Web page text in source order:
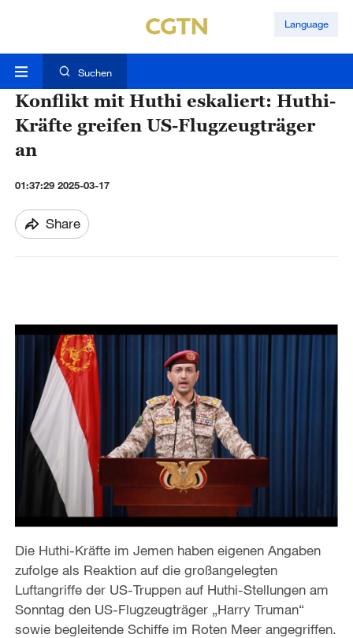
Language
Suchen
Konflikt mit Huthi eskaliert: Huthi-
Kräfte greifen US-Flugzeugträger
an
01:37:29 2025-03-17
Share
Die Huthi-Kräfte im Jemen haben eigenen Angaben
zufolge als Reaktion auf die großangelegten
Luftangriffe der US-Truppen auf Huthi-Stellungen am
Sonntag den US-Flugzeugträger „Harry Truman“
sowie begleitende Schiffe im Roten Meer angegriffen.